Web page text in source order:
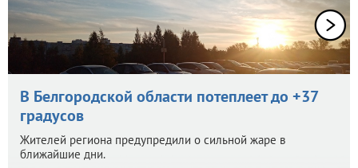
В Белгородской области потеплеет до +37
градусов
Жителей региона предупредили о сильной жаре в
ближайшие дни.